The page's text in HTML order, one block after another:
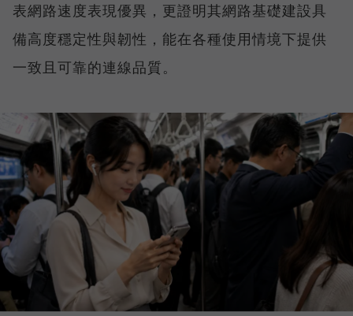
表網路速度表現優異，更證明其網路基礎建設具
備高度穩定性與韌性，能在各種使用情境下提供
一致且可靠的連線品質。